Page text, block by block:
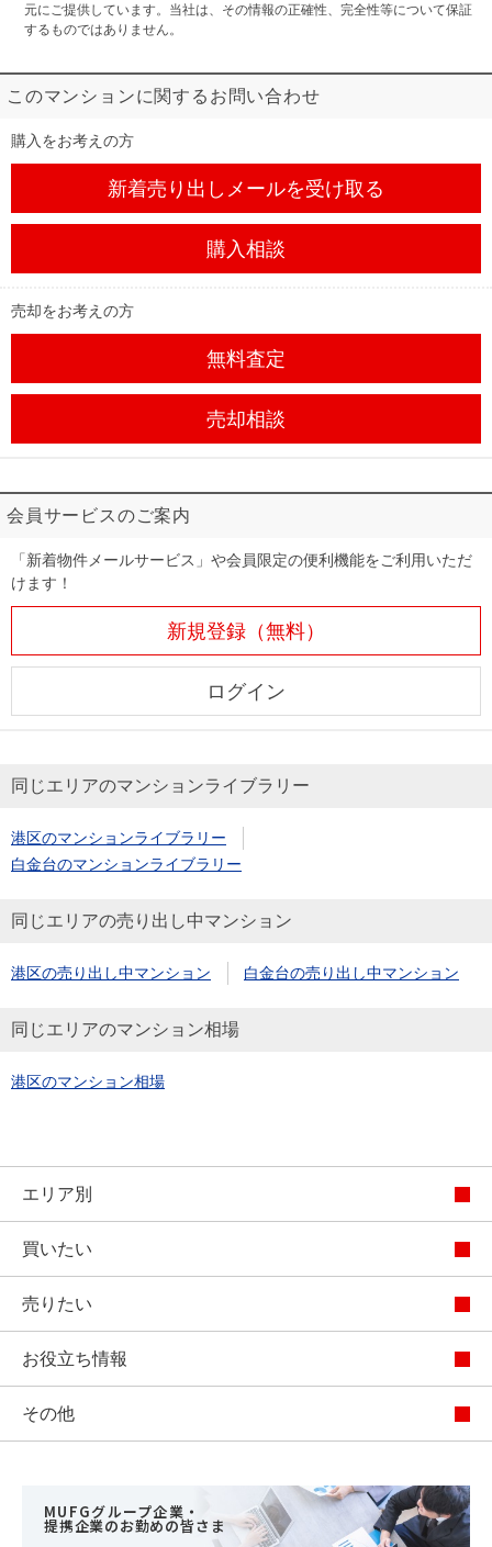
元にご提供しています。当社は、その情報の正確性、完全性等について保証
するものではありません。
このマンションに関するお問い合わせ
購入をお考えの方
新着売り出しメールを受け取る
購入相談
売却をお考えの方
無料査定
売却相談
会員サービスのご案内
「新着物件メールサービス」や会員限定の便利機能をご利用いただ
けます！
新規登録（無料）
ログイン
同じエリアのマンションライブラリー
港区のマンションライブラリー
白金台のマンションライブラリー
同じエリアの売り出し中マンション
港区の売り出し中マンション 白金台の売り出し中マンション
同じエリアのマンション相場
港区のマンション相場
エリア別
買いたい
売りたい
お役立ち情報
その他
MUFGグループ企業・
提携企業のお勤めの皆さま